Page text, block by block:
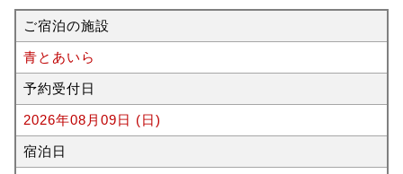
ご宿泊の施設
青とあいら
予約受付日
2026年08月09日 (日)
宿泊日